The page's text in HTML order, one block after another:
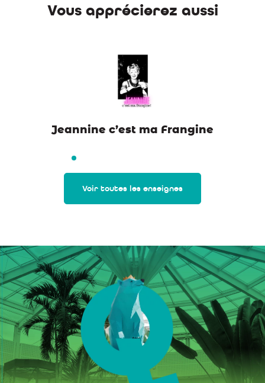
Vous apprécierez aussi
Jeannine c’est ma Frangine
Voir toutes les enseignes